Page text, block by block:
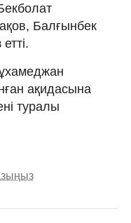
Балғынбек
ақидасына
туралы